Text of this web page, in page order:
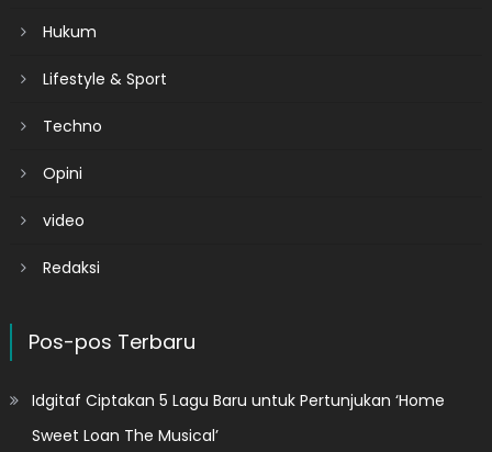
Hukum
Lifestyle & Sport
Techno
Opini
video
Redaksi
Pos-pos Terbaru
Idgitaf Ciptakan 5 Lagu Baru untuk Pertunjukan ‘Home
Sweet Loan The Musical’